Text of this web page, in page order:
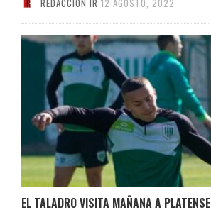
EL TALADRO VISITA MAÑANA A PLATENSE